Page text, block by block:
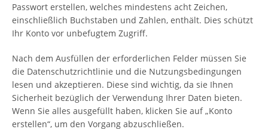
Passwort erstellen, welches mindestens acht Zeichen,
einschließlich Buchstaben und Zahlen, enthält. Dies schützt
Ihr Konto vor unbefugtem Zugriff.
Nach dem Ausfüllen der erforderlichen Felder müssen Sie
die Datenschutzrichtlinie und die Nutzungsbedingungen
lesen und akzeptieren. Diese sind wichtig, da sie Ihnen
Sicherheit bezüglich der Verwendung Ihrer Daten bieten.
Wenn Sie alles ausgefüllt haben, klicken Sie auf „Konto
erstellen“, um den Vorgang abzuschließen.